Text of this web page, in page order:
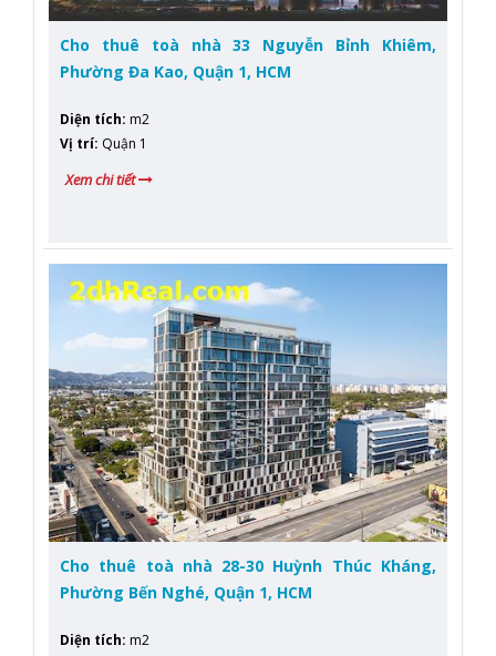
Cho thuê toà nhà 33 Nguyễn Bỉnh Khiêm,
Phường Đa Kao, Quận 1, HCM
Diện tích: m2
Vị trí: Quận 1
Xem chi tiết
Cho thuê toà nhà 28-30 Huỳnh Thúc Kháng,
Phường Bến Nghé, Quận 1, HCM
Diện tích: m2